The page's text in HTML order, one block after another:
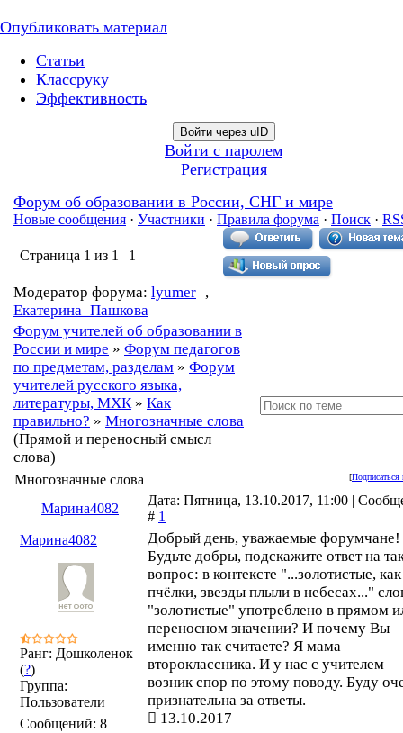
Опубликовать материал
Статьи
Классруку
Эффективность
Войти через uID
Войти с паролем
Регистрация
Форум об образовании в России, СНГ и мире
Новые сообщения · Участники · Правила форума · Поиск ·
Страница 1 из 1 1
Модератор форума: lyumer ,
Екатерина_Пашкова
Форум учителей об образовании в
России и мире » Форум педагогов
по предметам, разделам » Форум
учителей русского языка,
литературы, МХК » Как
правильно? » Многозначные слова
(Прямой и переносный смысл
слова)
[Подписаться
Многозначные слова
Марина4082
Дата: Пятница, 13.10.2017, 11:00 |
# 1
Марина4082
Ранг: Дошколенок
(?)
Группа:
Пользователи
Сообщений: 8
Добрый день, уважаемые форумчане!
Будьте добры, подскажите ответ на
вопрос: в контексте "...золотистые, как
пчёлки, звезды плыли в небесах..."
"золотистые" употреблено в прямом
переносном значении? И почему Вы
именно так считаете? Я мама
второклассника. И у нас с учителем
возник спор по этому поводу. Буду
признательна за ответы.
13.10.2017